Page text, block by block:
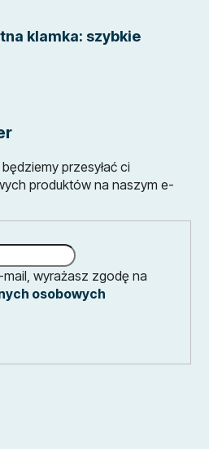
klamka: szybkie
przesyłać ci
produktów na naszym e-
wyrażasz zgodę na
osobowych